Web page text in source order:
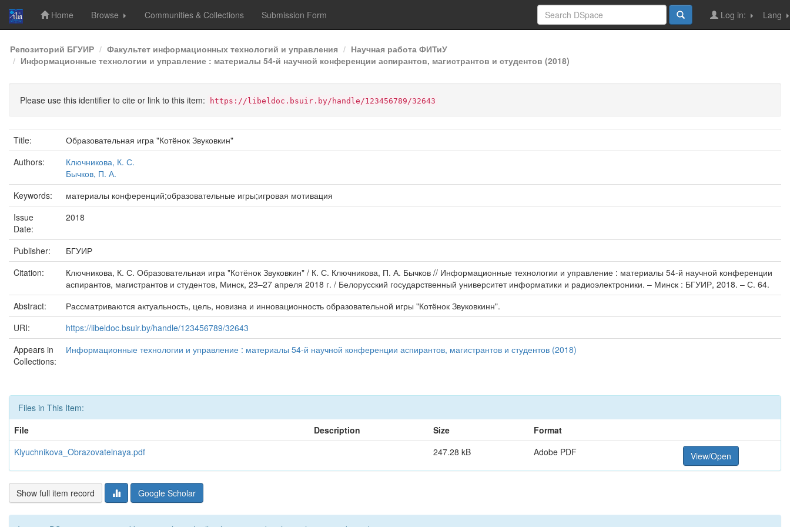
Skip
navigation
Home Browse Communities & Collections Submission Form Lang
Log in:
Репозиторий БГУИР Факультет информационных технологий и управления
Научная работа ФИТиУ
Информационные технологии и управление : материалы 54-й научной конференции аспирантов, магистрантов и студентов (2018)
Please use this identifier to cite or link to this item: https://libeldoc.bsuir.by/handle/123456789/32643
Title:
Образовательная игра "Котёнок Звуковкин"
Authors:
Ключникова, К. С.
Бычков, П. А.
Keywords:
материалы конференций;образовательные игры;игровая мотивация
Issue
Date:
2018
Publisher:
БГУИР
Citation:
Ключникова, К. С. Образовательная игра "Котёнок Звуковкин" / К. С. Ключникова, П. А. Бычков // Информационные технологии и управление : материалы 54-й научной конференции
аспирантов, магистрантов и студентов, Минск, 23–27 апреля 2018 г. / Белорусский государственный университет информатики и радиоэлектроники. – Минск : БГУИР, 2018. – С. 64.
Abstract:
Рассматриваются актуальность, цель, новизна и инновационность образовательной игры "Котёнок Звуковкинн".
URI:
https://libeldoc.bsuir.by/handle/123456789/32643
Appears in
Collections:
Информационные технологии и управление : материалы 54-й научной конференции аспирантов, магистрантов и студентов (2018)
Files in This Item:
File
Description Size
Format
Klyuchnikova_Obrazovatelnaya.pdf
247.28 kB Adobe PDF View/Open
Show full item record Google Scholar